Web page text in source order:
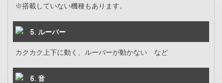
※搭載していない機種もあります。
5. ルーバー
カクカク上下に動く、ルーバーが動かない など
6. 音